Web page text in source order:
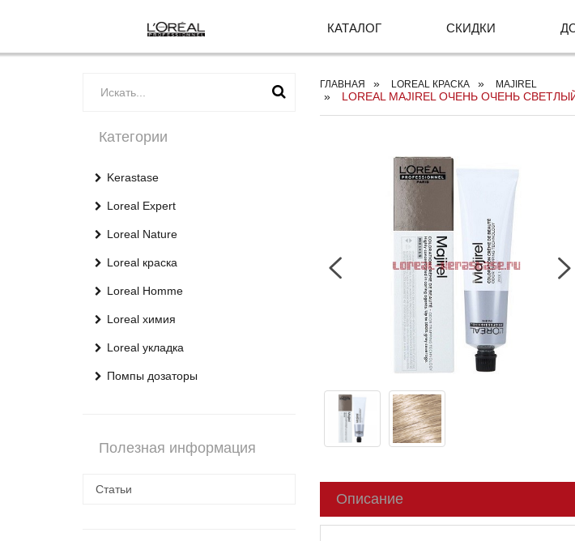
КАТАЛОГ СКИДКИ
Категории
Kerastase
Loreal Expert
Loreal Nature
Loreal краска
Loreal Homme
Loreal химия
Loreal укладка
Помпы дозаторы
Полезная информация
Статьи
ГЛАВНАЯ LOREAL КРАСКА MAJIREL
LOREAL MAJIREL ОЧЕНЬ ОЧЕНЬ
Описание